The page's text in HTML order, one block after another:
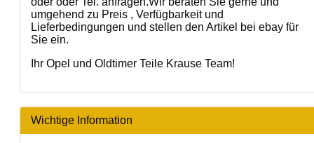
umgehend zu Preis , Verfügbarkeit und
Lieferbedingungen und stellen den Artikel bei ebay für
Sie ein.
Ihr Opel und Oldtimer Teile Krause Team!
Wichtige Information